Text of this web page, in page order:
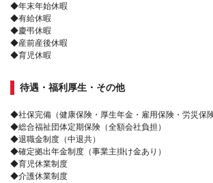
◆年末年始休暇
◆有給休暇
◆慶弔休暇
◆産前産後休暇
◆育児休暇
待遇・福利厚生・その他
◆社保完備（健康保険・厚生年金・雇用保険・労災保険
◆総合福祉団体定期保険（全額会社負担）
◆退職金制度（中退共）
◆確定拠出年金制度（事業主掛け金あり）
◆育児休業制度
◆介護休業制度